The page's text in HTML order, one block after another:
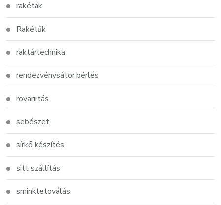
rakéták
Rakétűk
raktártechnika
rendezvénysátor bérlés
rovarirtás
sebészet
sírkő készítés
sitt szállítás
sminktetoválás